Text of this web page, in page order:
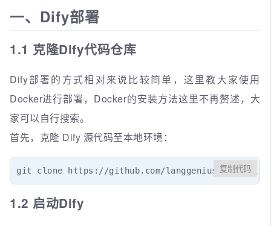
一、Dify部署
1.1 克隆Dify代码仓库
Dify部署的方式相对来说比较简单，这里教大家使用
Docker进行部署，Docker的安装方法这里不再赘述，大
家可以自行搜索。
首先，克隆 Dify 源代码至本地环境：
git clone https://github.com/langgenius/dify.git
复制代码
1.2 启动Dify